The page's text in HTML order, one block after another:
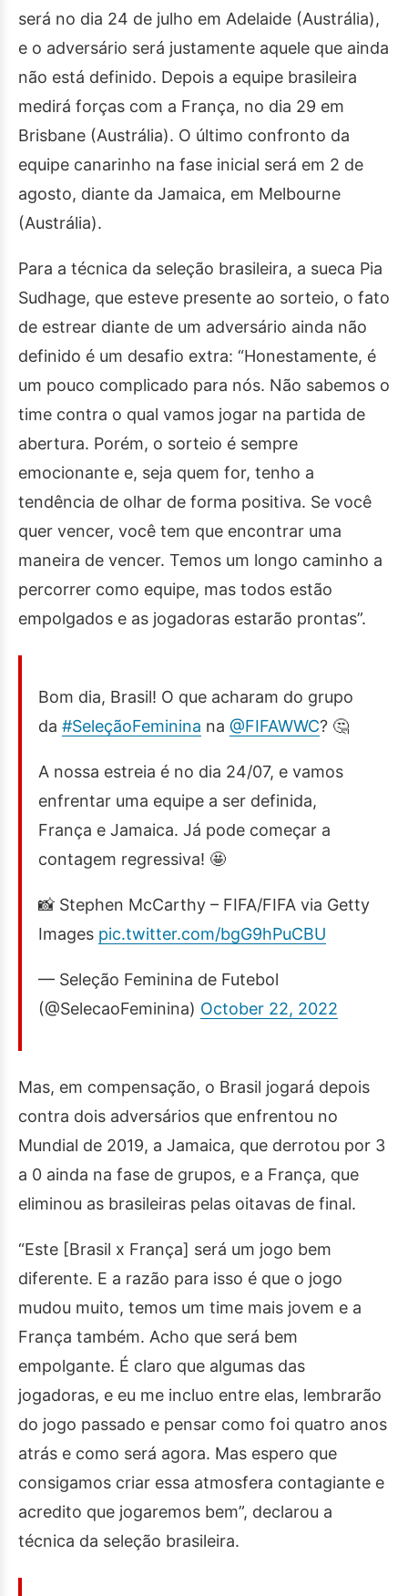
será no dia 24 de julho em Adelaide (Austrália),
e o adversário será justamente aquele que ainda
não está definido. Depois a equipe brasileira
medirá forças com a França, no dia 29 em
Brisbane (Austrália). O último confronto da
equipe canarinho na fase inicial será em 2 de
agosto, diante da Jamaica, em Melbourne
(Austrália).
Para a técnica da seleção brasileira, a sueca Pia
Sudhage, que esteve presente ao sorteio, o fato
de estrear diante de um adversário ainda não
definido é um desafio extra: “Honestamente, é
um pouco complicado para nós. Não sabemos o
time contra o qual vamos jogar na partida de
abertura. Porém, o sorteio é sempre
emocionante e, seja quem for, tenho a
tendência de olhar de forma positiva. Se você
quer vencer, você tem que encontrar uma
maneira de vencer. Temos um longo caminho a
percorrer como equipe, mas todos estão
empolgados e as jogadoras estarão prontas”.
Bom dia, Brasil! O que acharam do grupo
da #SeleçãoFeminina na @FIFAWWC? 🤔
A nossa estreia é no dia 24/07, e vamos
enfrentar uma equipe a ser definida,
França e Jamaica. Já pode começar a
contagem regressiva! 🤩
📸 Stephen McCarthy – FIFA/FIFA via Getty
Images pic.twitter.com/bgG9hPuCBU
— Seleção Feminina de Futebol
(@SelecaoFeminina) October 22, 2022
Mas, em compensação, o Brasil jogará depois
contra dois adversários que enfrentou no
Mundial de 2019, a Jamaica, que derrotou por 3
a 0 ainda na fase de grupos, e a França, que
eliminou as brasileiras pelas oitavas de final.
“Este [Brasil x França] será um jogo bem
diferente. E a razão para isso é que o jogo
mudou muito, temos um time mais jovem e a
França também. Acho que será bem
empolgante. É claro que algumas das
jogadoras, e eu me incluo entre elas, lembrarão
do jogo passado e pensar como foi quatro anos
atrás e como será agora. Mas espero que
consigamos criar essa atmosfera contagiante e
acredito que jogaremos bem”, declarou a
técnica da seleção brasileira.